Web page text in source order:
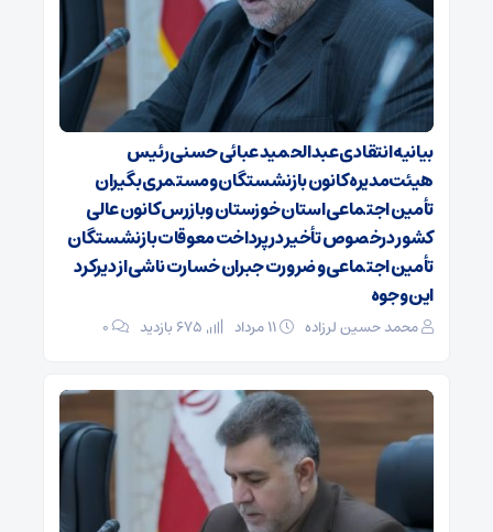
بیانیه انتقادی عبدالحمید عبائی حسنی رئیس
هیئت‌مدیره کانون بازنشستگان ومستمری بگیران
تأمین اجتماعی استان خوزستان وبازرس کانون عالی
کشور درخصوص تأخیر در پرداخت معوقات بازنشستگان
تأمین اجتماعی و ضرورت جبران خسارت ناشی از دیرکرد
این وجوه
محمد حسین لرزاده ۰